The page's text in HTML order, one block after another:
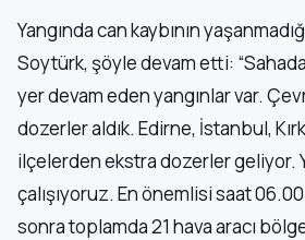
Yangında can kaybının
Soytürk, şöyle devam etti:
yer devam eden yangınlar var.
dozerler aldık. Edirne, İstanbul,
ilçelerden ekstra dozerler geliyor.
çalışıyoruz. En önemlisi saat
sonra toplamda 21 hava aracı